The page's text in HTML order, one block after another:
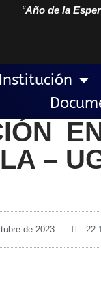
“Año de la
Institución
–
de 2023